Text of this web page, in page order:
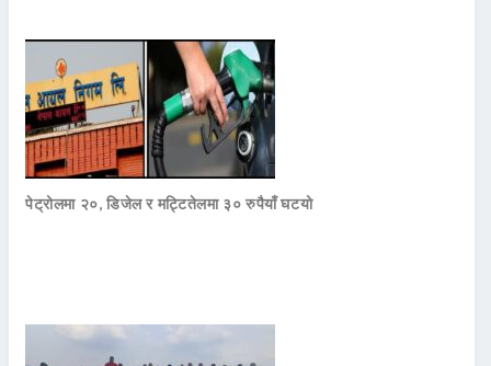
पेट्रोलमा २०, डिजेल र मट्टितेलमा ३० रुपैयाँ घटयो